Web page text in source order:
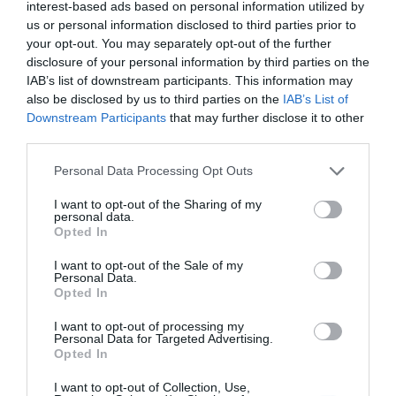
interest-based ads based on personal information utilized by
us or personal information disclosed to third parties prior to
your opt-out. You may separately opt-out of the further
disclosure of your personal information by third parties on the
IAB’s list of downstream participants. This information may
also be disclosed by us to third parties on the IAB’s List of
Downstream Participants that may further disclose it to other
Personal Data Processing Opt Outs
I want to opt-out of the Sharing of my
personal data.
Opted In
I want to opt-out of the Sale of my
Personal Data.
Opted In
I want to opt-out of processing my
Personal Data for Targeted Advertising.
Opted In
I want to opt-out of Collection, Use,
à 4.29 km du point 26
à 2.23 km du point 27
Les Salles-sur-Verdon
à 5.07 km du point 28
à 3.68 km du point 29
à 7.22 km du point 29
à 6.48 km du point 29
à 5.85 km du point 33
Valesoleà 0.65 km du point 33
à 0.65 km du point 33
Facebook Partager cette voie
Itinéraire
Prendre la directionouest surRue
12 m